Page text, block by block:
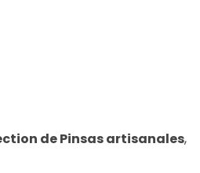
de Pinsas artisanales,